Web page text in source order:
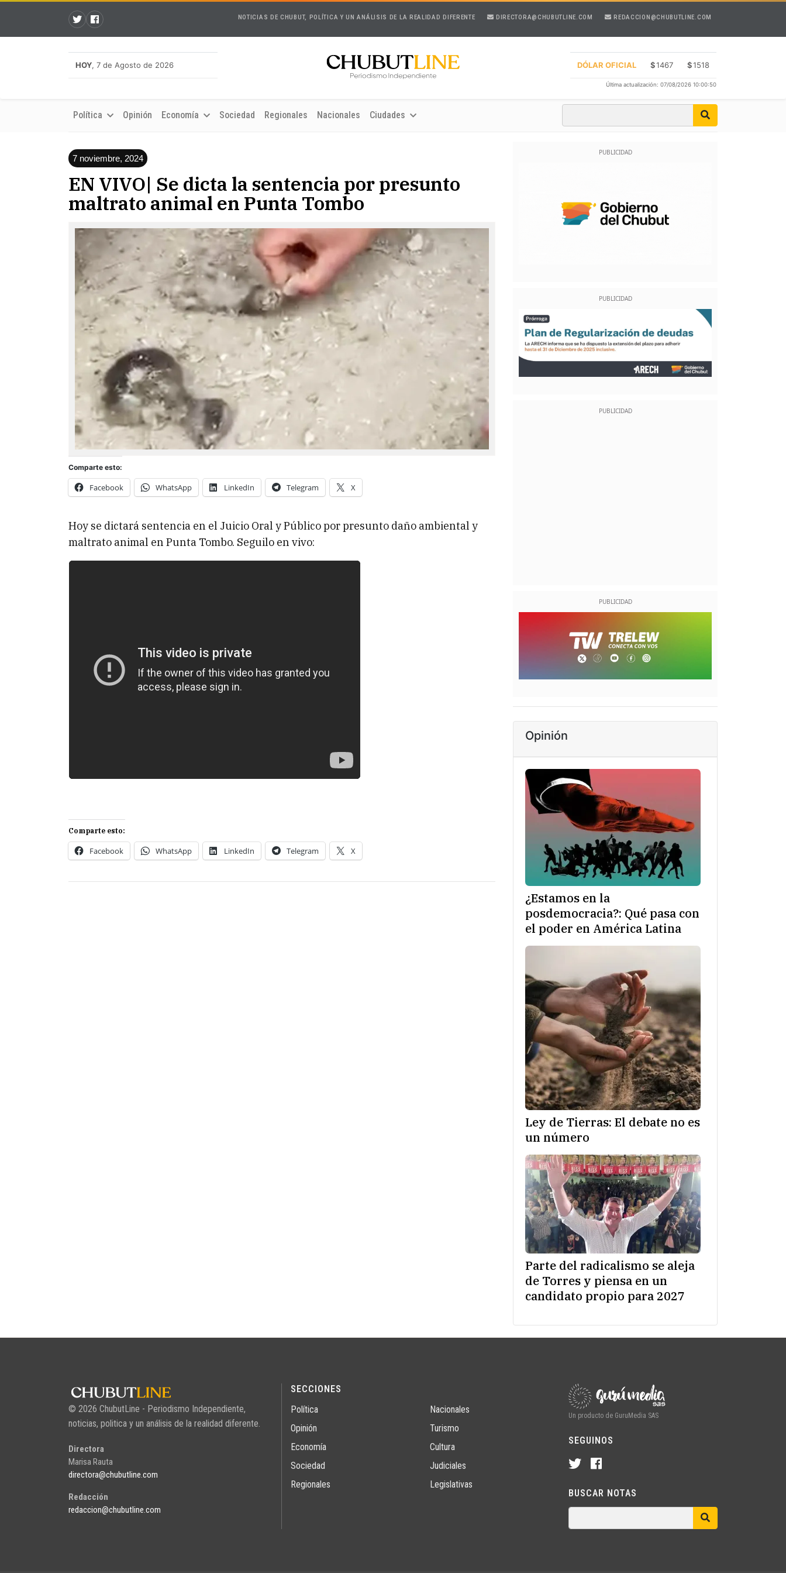
NOTICIAS DE CHUBUT, POLÍTICA Y UN ANÁLISIS DE LA REALIDAD DIFERENTE DIRECTORA@CHUBUTLINE.COM REDACCION@CHUBUTLINE.COM
HOY, 7 de Agosto de 2026 DÓLAR OFICIAL $1467 $1518
Última actualización: 07/08/2026 10:00:50
Política Opinión Economía Sociedad Regionales Nacionales Ciudades
7 noviembre, 2024
EN VIVO| Se dicta la sentencia por presunto
maltrato animal en Punta Tombo
Comparte esto:
Facebook WhatsApp LinkedIn Telegram X
Hoy se dictará sentencia en el Juicio Oral y Público por presunto daño ambiental y
maltrato animal en Punta Tombo. Seguilo en vivo:
Comparte esto:
Facebook WhatsApp LinkedIn Telegram X
Opinión
¿Estamos en la
posdemocracia?: Qué pasa con
el poder en América Latina
Ley de Tierras: El debate no es
un número
Parte del radicalismo se aleja
de Torres y piensa en un
candidato propio para 2027
© 2026 ChubutLine - Periodismo Independiente,
noticias, politica y un análisis de la realidad diferente.
Directora
Marisa Rauta
directora@chubutline.com
Redacción
redaccion@chubutline.com
SECCIONES
Política
Opinión
Economía
Sociedad
Regionales
Nacionales
Turismo
Cultura
Judiciales
Legislativas
Un producto de GuruMedia SAS
SEGUINOS
BUSCAR NOTAS